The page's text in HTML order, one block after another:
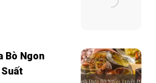
Bò Ngon